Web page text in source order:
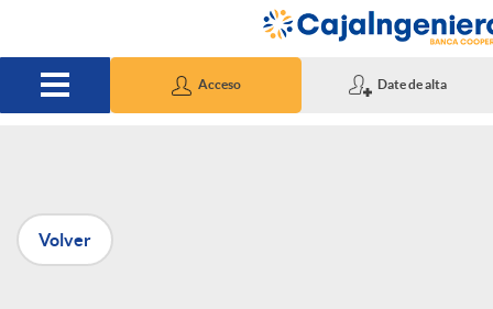
Acceso Date de alta
P
u
Volver